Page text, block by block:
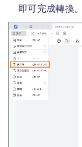
即可完成轉換。